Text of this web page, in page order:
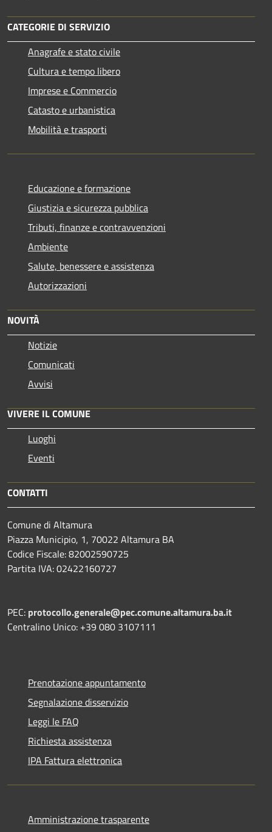
CATEGORIE DI SERVIZIO
Anagrafe e stato civile
Cultura e tempo libero
Imprese e Commercio
Catasto e urbanistica
Mobilità e trasporti
Educazione e formazione
Giustizia e sicurezza pubblica
Tributi, finanze e contravvenzioni
Ambiente
Salute, benessere e assistenza
Autorizzazioni
NOVITÀ
Notizie
Comunicati
Avvisi
VIVERE IL COMUNE
Luoghi
Eventi
CONTATTI
Comune di Altamura
Piazza Municipio, 1, 70022 Altamura BA
Codice Fiscale: 82002590725
Partita IVA: 02422160727
PEC: protocollo.generale@pec.comune.altamura.ba.it
Centralino Unico: +39 080 3107111
Prenotazione appuntamento
Segnalazione disservizio
Leggi le FAQ
Richiesta assistenza
IPA Fattura elettronica
Amministrazione trasparente